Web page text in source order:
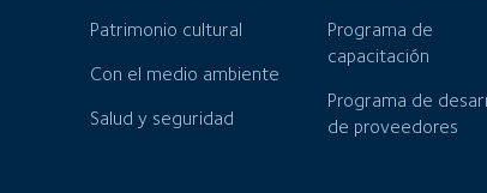
Patrimonio cultural
Con el medio ambiente
Salud y seguridad
Programa de
capacitación
Programa de
de proveedores